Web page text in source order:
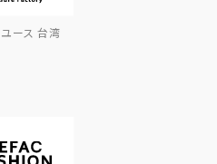
ース 台湾